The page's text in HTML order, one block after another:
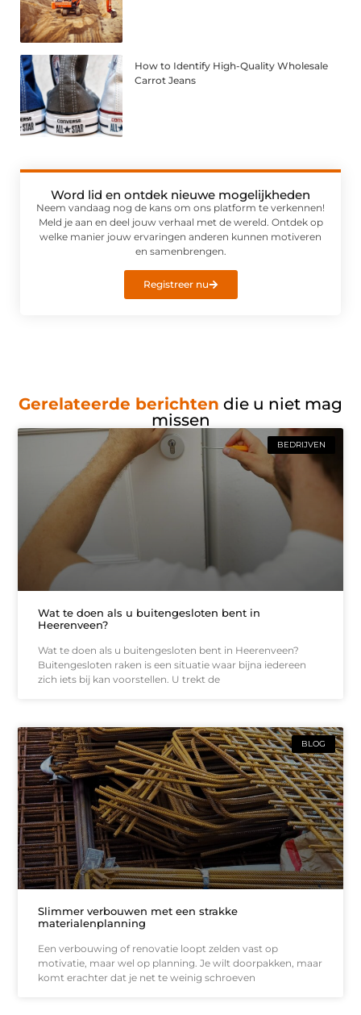
How to Identify High-Quality Wholesale
Carrot Jeans
Word lid en ontdek nieuwe mogelijkheden
Neem vandaag nog de kans om ons platform te verkennen!
Meld je aan en deel jouw verhaal met de wereld. Ontdek op
welke manier jouw ervaringen anderen kunnen motiveren
en samenbrengen.
Registreer nu
Gerelateerde berichten die u niet mag
missen
BEDRIJVEN
Wat te doen als u buitengesloten bent in
Heerenveen?
Wat te doen als u buitengesloten bent in Heerenveen?
Buitengesloten raken is een situatie waar bijna iedereen
zich iets bij kan voorstellen. U trekt de
BLOG
Slimmer verbouwen met een strakke
materialenplanning
Een verbouwing of renovatie loopt zelden vast op
motivatie, maar wel op planning. Je wilt doorpakken, maar
komt erachter dat je net te weinig schroeven